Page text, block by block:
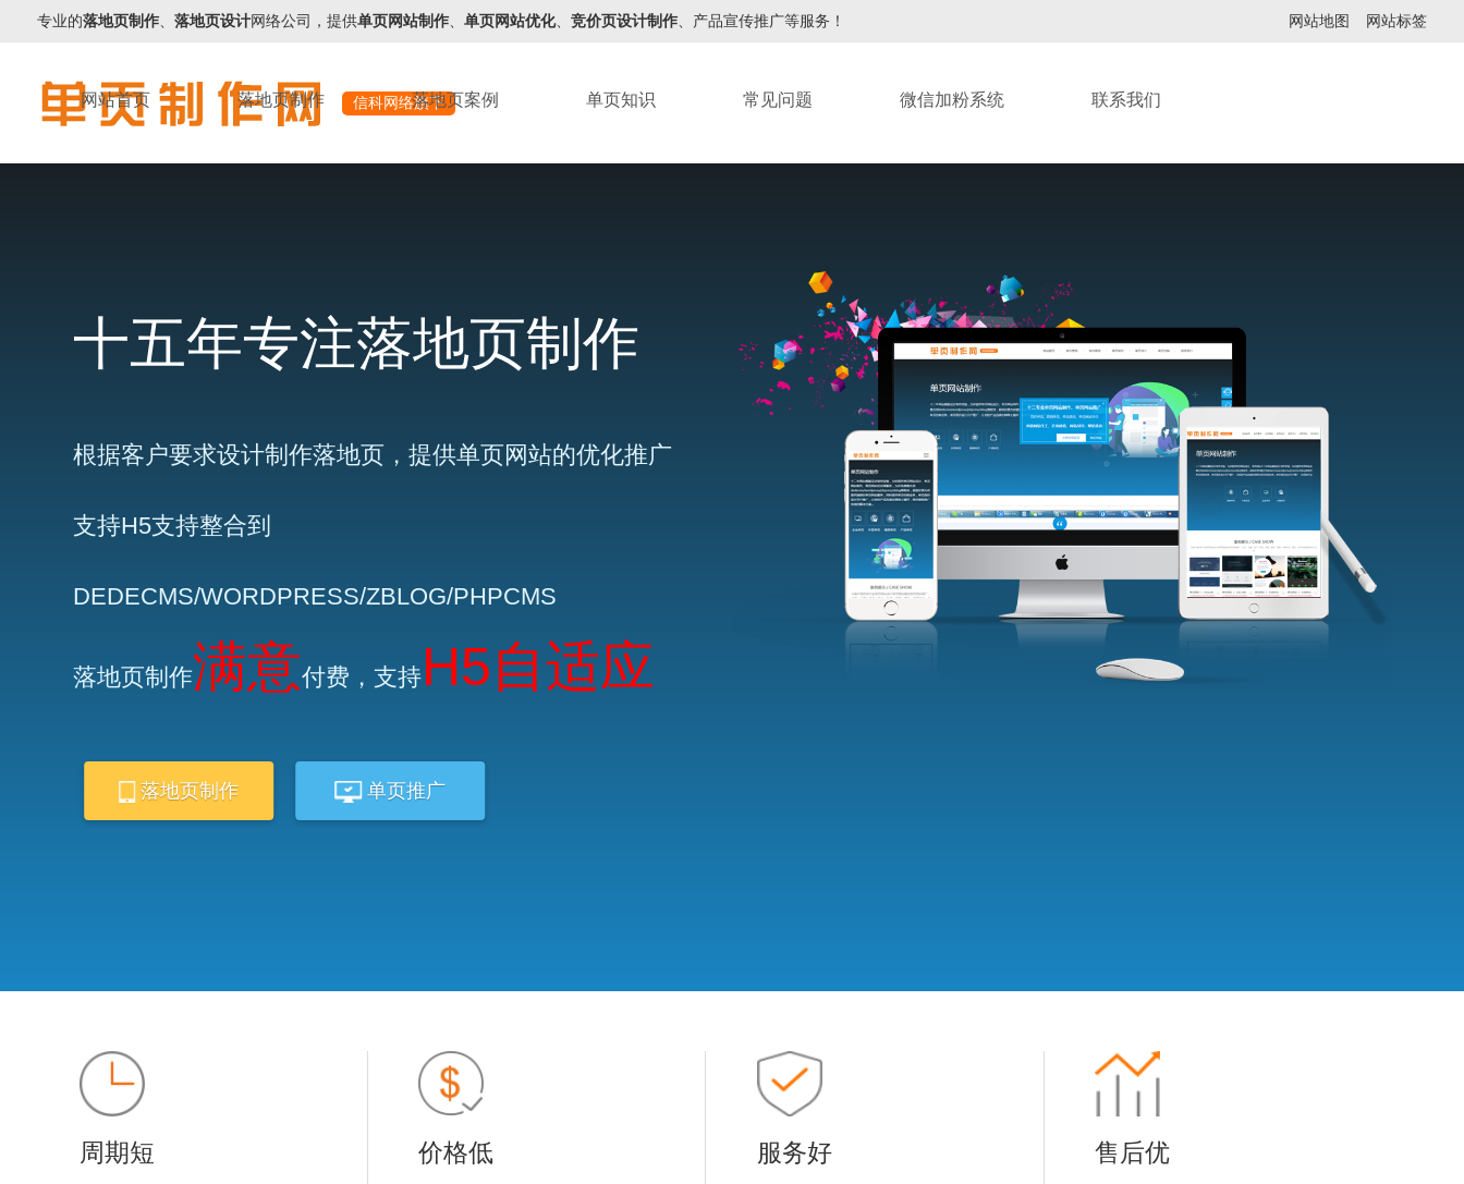
专业的落地页制作、 落地页设计网络公司，提供单页网站制作、 单页网站优化、 竞价页设计制作、产品宣传推广等服务！ 网站地图 网站标签
信科网络旗下
网站首页 落地页制作 落地页案例 单页知识 常见问题 微信加粉系统 联系我们
十五年专注落地页制作
根据客户要求设计制作落地页，提供单页网站的优化推广
支持H5支持整合到
DEDECMS/WORDPRESS/ZBLOG/PHPCMS
落地页制作满意付费，支持H5自适应
落地页制作 单页推广
周期短 价格低 服务好 售后优